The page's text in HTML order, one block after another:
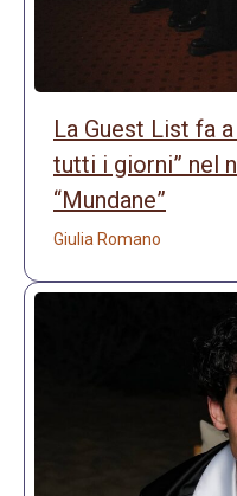
La Guest List fa
tutti i giorni” nel
“Mundane”
Giulia Romano